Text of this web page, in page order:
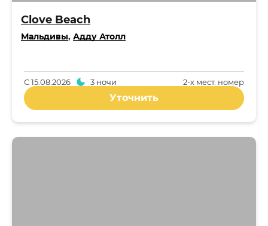
Clove Beach
Мальдивы, Адду Атолл
2-x мест. номер
С15.08.2026 3 ночи
Уточнить